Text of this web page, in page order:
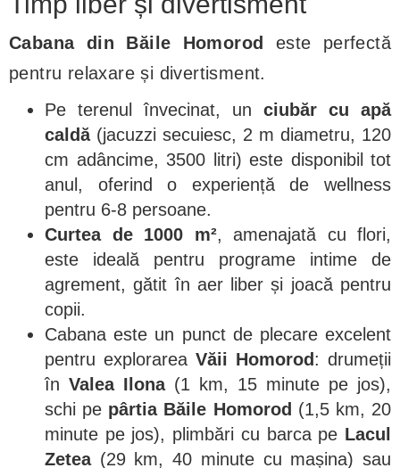
Cabana din Băile Homorod
este perfectă
pentru relaxare și divertisment.
Pe terenul învecinat, un ciubăr cu apă
caldă(jacuzzi secuiesc, 2 m diametru, 120
cm adâncime, 3500 litri) este disponibil tot
anul, oferind o experiență de wellness
pentru 6-8 persoane.
Curtea de 1000 m², amenajată cu flori,
este ideală pentru programe intime de
agrement, gătit în aer liber și joacă pentru
copii.
Cabana este un punct de plecare excelent
pentru explorarea Văii Homorod : drumeții
în Valea Ilona(1 km, 15 minute pe jos),
schi pe pârtia Băile Homorod (1,5 km, 20
minute pe jos), plimbări cu barca pe Lacul
Zetea(29 km, 40 minute cu mașina) sau